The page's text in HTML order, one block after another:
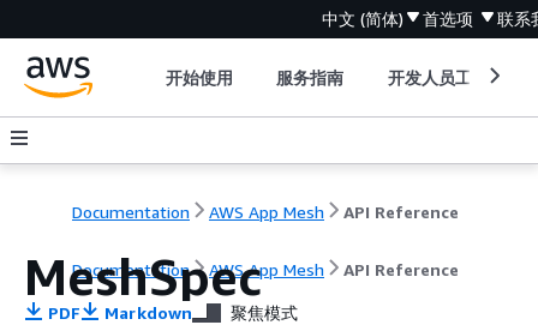
中文 (简体) 首选项 联系
开始使用 服务指南 开发人员工具
Documentation AWS App Mesh API Reference
Documentation AWS App Mesh API Reference
MeshSpec
PDF Markdown 聚焦模式